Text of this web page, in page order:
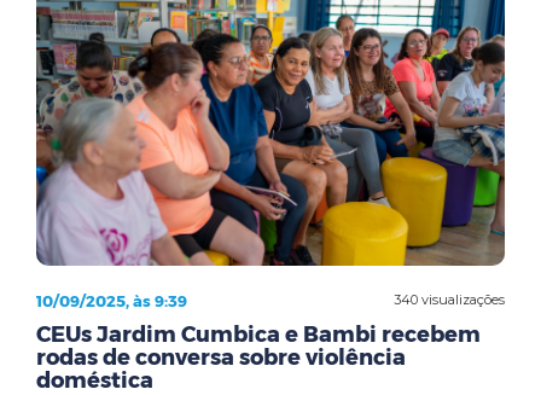
340 visualizações
10/09/2025, às 9:39
CEUs Jardim Cumbica e Bambi recebem
rodas de conversa sobre violência
doméstica